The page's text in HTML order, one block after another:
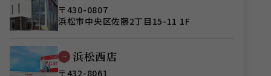
〒430-0807
浜松市中央区佐藤2丁目15-11 1F
浜松西店
〒432-8061